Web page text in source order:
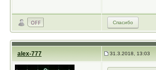
Спасибо
alex-777 31.3.2018, 13:03